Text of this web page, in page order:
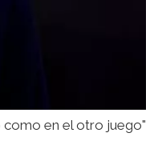
como en el otro juego"